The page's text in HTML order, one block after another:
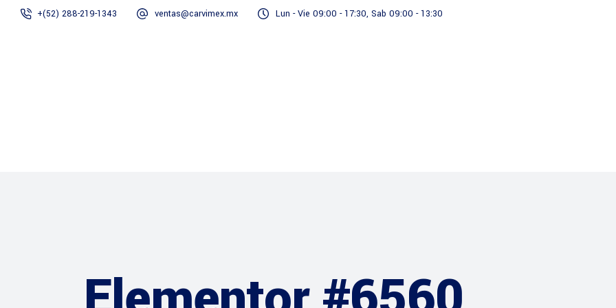
+(52) 288-219-1343 ventas@carvimex.mx Lun - Vie 09:00 - 17:30, Sab 09:00 - 13:30